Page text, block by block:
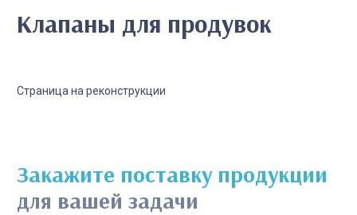
Клапаны для продувок
Страница на реконструкции
Закажите поставку продукции
для вашей задачи